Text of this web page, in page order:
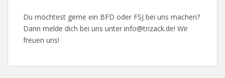
Du möchtest gerne ein BFD oder FSJ bei uns machen?
Dann melde dich bei uns unter info@trizack.de! Wir
freuen uns!